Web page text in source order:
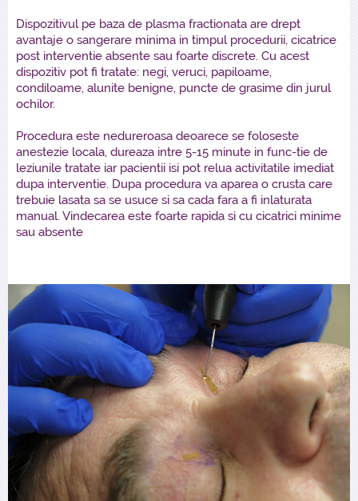
Dispozitivul pe baza de plasma fractionata are drept
avantaje o sangerare minima in timpul procedurii, cicatrice
post interventie absente sau foarte discrete. Cu acest
dispozitiv pot fi tratate: negi, veruci, papiloame,
condiloame, alunite benigne, puncte de grasime din jurul
ochilor.
Procedura este nedureroasa deoarece se foloseste
anestezie locala, dureaza intre 5-15 minute in func-tie de
leziunile tratate iar pacientii isi pot relua activitatile imediat
dupa interventie. Dupa procedura va aparea o crusta care
trebuie lasata sa se usuce si sa cada fara a fi inlaturata
manual. Vindecarea este foarte rapida si cu cicatrici minime
sau absente